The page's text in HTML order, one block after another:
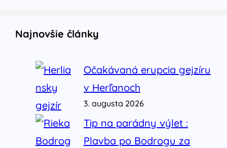
Najnovšie články
Očakávaná erupcia gejzíru
v Herľanoch
3. augusta 2026
Tip na parádny výlet :
Plavba po Bodrogu za